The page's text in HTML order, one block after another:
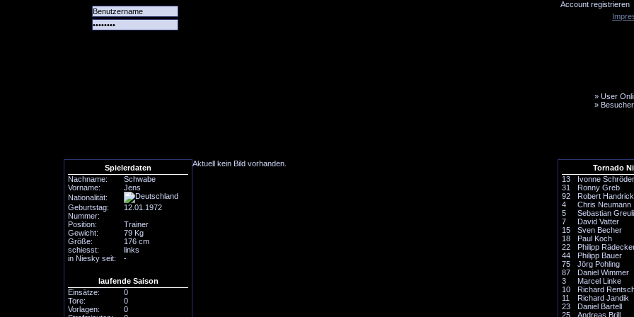
Account registrieren
» User
»
Tornado
13
Ivonne Schröder
31
Ronny Greb
92
Robert Handrick
4
Chris Neumann
5
Sebastian
7
David Vatter
15
Sven Becher
18
Paul Koch
22
Philipp
44
Philipp Bauer
75
Jörg Pohling
87
Daniel Wimmer
3
Marcel Linke
10
Richard
11
Richard Jandik
23
Daniel Bartell
25
Andreas Brill
Spielerdaten
Nachname:
Schwabe
Vorname:
Jens
Nationalität:
Geburtstag:
12.01.1972
Nummer:
Position:
Trainer
Gewicht:
79 Kg
Größe:
176 cm
schiesst:
links
in Niesky seit:
-
laufende Saison
Einsätze:
0
Tore:
0
Vorlagen:
0
Aktuell kein Bild vorhanden.